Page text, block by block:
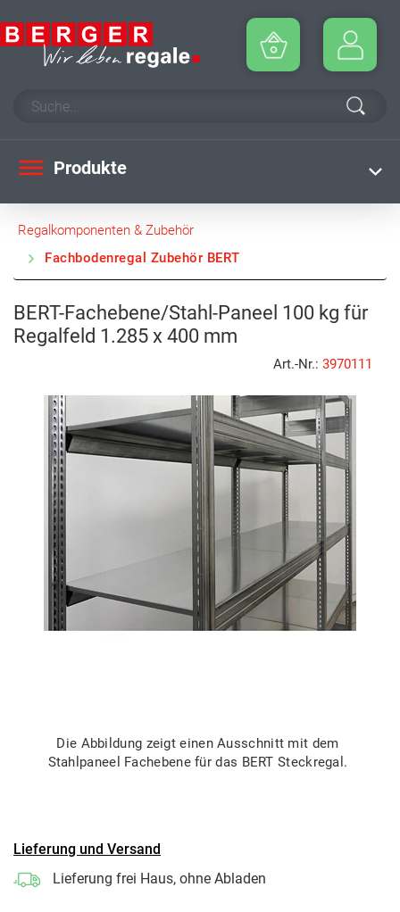
Produkte
Regalkomponenten & Zubehör
Fachbodenregal Zubehör BERT
BERT-Fachebene/Stahl-Paneel 100 kg für
Regalfeld 1.285 x 400 mm
Art.-Nr.: 3970111
Die Abbildung zeigt einen Ausschnitt mit dem
Stahlpaneel Fachebene für das BERT Steckregal.
Lieferung und Versand
Lieferung frei Haus, ohne Abladen